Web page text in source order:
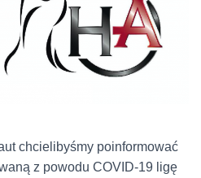
chcielibyśmy poinformować
z powodu COVID-19 ligę